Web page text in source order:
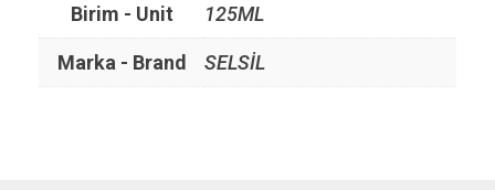
Birim - Unit 125ML
Marka - Brand SELSİL